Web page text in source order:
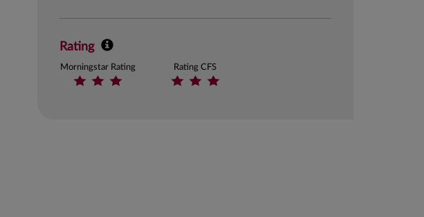
Rating
Morningstar Rating Rating CFS